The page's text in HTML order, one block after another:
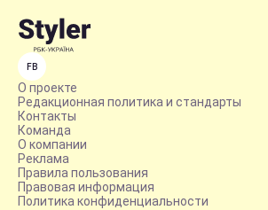
FB
О проекте
Редакционная политика и стандарты
Контакты
Команда
О компании
Реклама
Правила пользования
Правовая информация
Политика конфиденциальности